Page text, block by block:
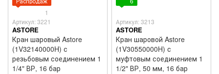
1
Артикул: 3221
ASTORE
Кран шаровый Astore
(1V32140000H) с
резьбовым соединением 1
1/4" ВР, 16 бар
Артикул: 3213
ASTORE
Кран шаровой Astore
(1V30550000H) с
муфтовым соединением 1
1/2" ВР, 50 мм, 16 бар